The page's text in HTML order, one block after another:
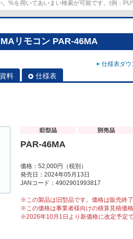
リモコン PAR-46MA
仕様表ダ
料 仕様表
PAR-46MA
価格：52,000円（税別）
発売日：2024年05月13日
JANコード：4902901993817
※この製品は旧型品です。価格は販売終
※この価格は事業者様向けの積算見積価
※2026年10月1日より新価格に改定予定